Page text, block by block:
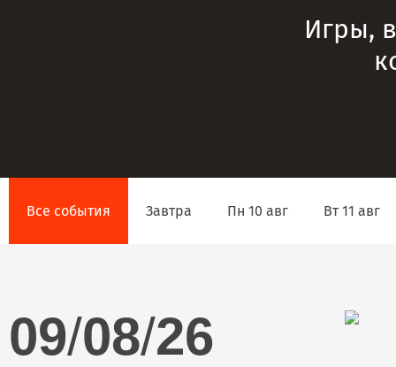
Игры,
Все события Завтра Пн 10 авг Вт 11 авг
09/08/26